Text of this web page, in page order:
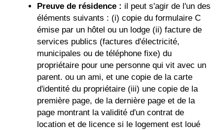
Preuve de résidence : il peut s'agir de l'un des
éléments suivants : (i) copie du formulaire C
émise par un hôtel ou un lodge (ii) facture de
services publics (factures d'électricité,
municipales ou de téléphone fixe) du
propriétaire pour une personne qui vit avec un
parent. ou un ami, et une copie de la carte
d'identité du propriétaire (iii) une copie de la
première page, de la dernière page et de la
page montrant la validité d'un contrat de
location et de licence si le logement est loué